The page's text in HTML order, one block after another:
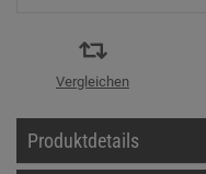
Vergleichen
Produktdetails